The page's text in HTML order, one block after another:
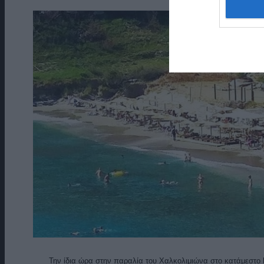
Την ίδια ώρα στην παραλία του Χαλκολιμιώνα στο